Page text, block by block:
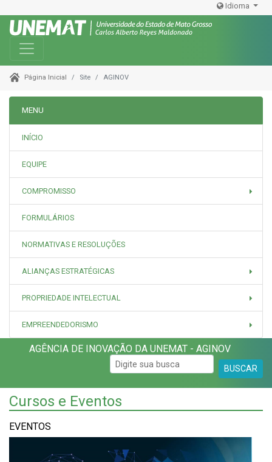
Idioma
Toggle navigation
Página Inicial Site AGINOV
MENU
INÍCIO
EQUIPE
COMPROMISSO
FORMULÁRIOS
NORMATIVAS E RESOLUÇÕES
ALIANÇAS ESTRATÉGICAS
PROPRIEDADE INTELECTUAL
EMPREENDEDORISMO
AGÊNCIA DE INOVAÇÃO DA UNEMAT - AGINOV
BUSCAR
Cursos e Eventos
EVENTOS